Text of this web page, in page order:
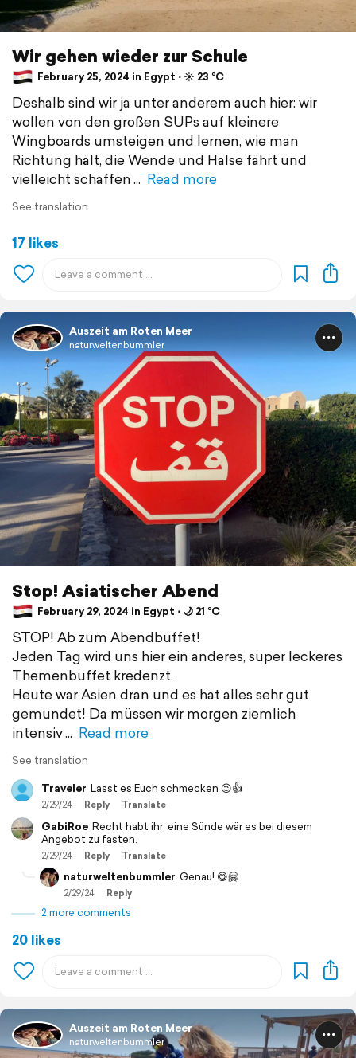
Wir gehen wieder zur Schule
February 25, 2024 in Egypt ⋅ ☀️ 23 °C
Deshalb sind wir ja unter anderem auch hier: wir
wollen von den großen SUPs auf kleinere
Wingboards umsteigen und lernen, wie man
Richtung hält, die Wende und Halse fährt und
vielleicht schaffen
Read more
See translation
17 likes
Auszeit am Roten Meer
naturweltenbummler
Stop! Asiatischer Abend
February 29, 2024 in Egypt ⋅ 🌙 21 °C
STOP! Ab zum Abendbuffet!
Jeden Tag wird uns hier ein anderes, super leckeres
Themenbuffet kredenzt.
Heute war Asien dran und es hat alles sehr gut
gemundet! Da müssen wir morgen ziemlich
intensiv
Read more
See translation
Traveler Lasst es Euch schmecken 😉👍
2/29/24 Reply Translate
GabiRoe Recht habt ihr, eine Sünde wär es bei diesem
Angebot zu fasten.
2/29/24 Reply Translate
naturweltenbummler Genau! 😋🤗
2/29/24 Reply
2 more comments
20 likes
Auszeit am Roten Meer
naturweltenbummler